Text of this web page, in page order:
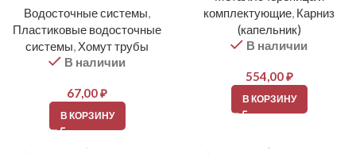
Водосточные системы,
Пластиковые водосточные
системы, Хомут трубы
В наличии
67,00₽
В КОРЗИНУ
комплектующие, Карниз
(капельник)
В наличии
554,00₽
В КОРЗИНУ